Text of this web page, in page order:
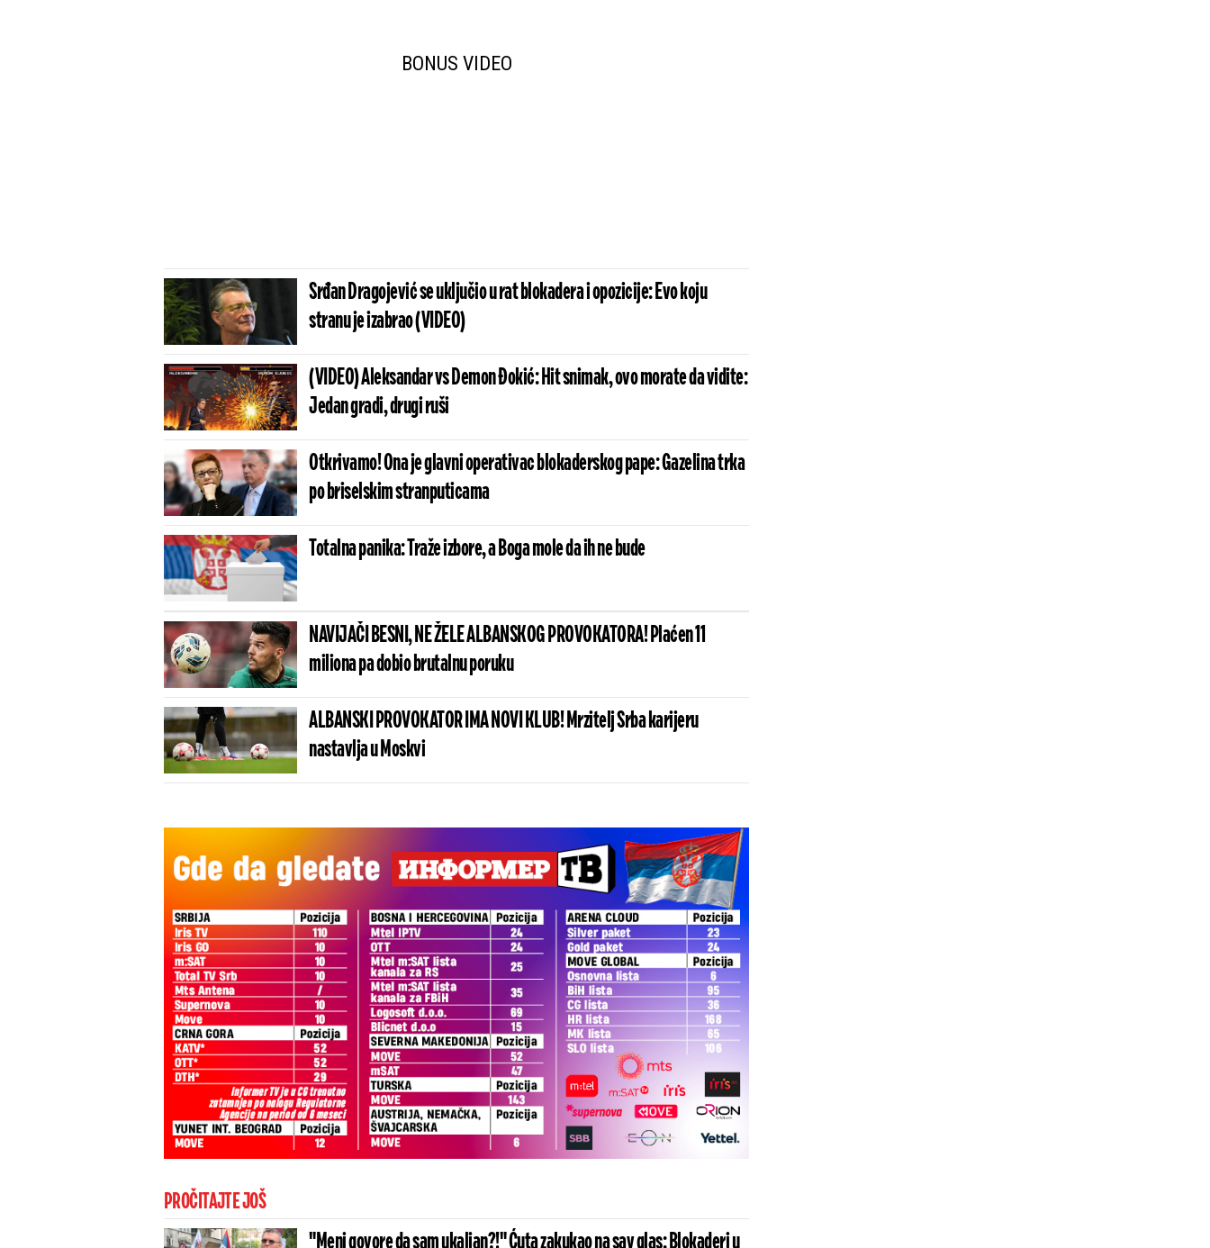
BONUS VIDEO
Srđan Dragojević se uključio u rat blokadera i opozicije: Evo koju
stranu je izabrao (VIDEO)
(VIDEO) Aleksandar vs Demon Đokić: Hit snimak, ovo morate da vidite:
Jedan gradi, drugi ruši
Otkrivamo! Ona je glavni operativac blokaderskog pape: Gazelina trka
po briselskim stranputicama
Totalna panika: Traže izbore, a Boga mole da ih ne bude
NAVIJAČI BESNI, NE ŽELE ALBANSKOG PROVOKATORA! Plaćen 11
miliona pa dobio brutalnu poruku
ALBANSKI PROVOKATOR IMA NOVI KLUB! Mrzitelj Srba karijeru
nastavlja u Moskvi
PROČITAJTE JOŠ
"Meni govore da sam ukaljan?!" Ćuta zakukao na sav glas: Blokaderi u